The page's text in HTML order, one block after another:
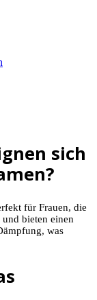
sich
für Frauen, die
und bieten einen
was